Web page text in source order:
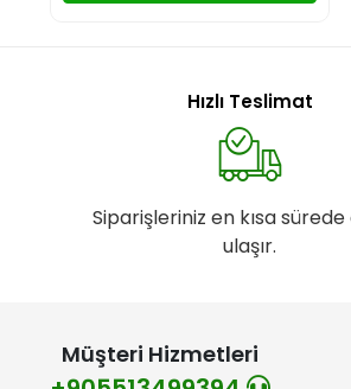
Hızlı Teslimat
Siparişleriniz en kısa
ulaşır.
Müşteri Hizmetleri